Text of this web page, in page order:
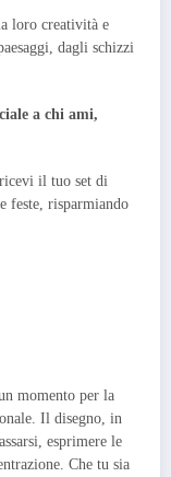
loro creatività e
dagli schizzi
a chi ami,
il tuo set di
feste, risparmiando
momento per la
Il disegno, in
esprimere le
Che tu sia